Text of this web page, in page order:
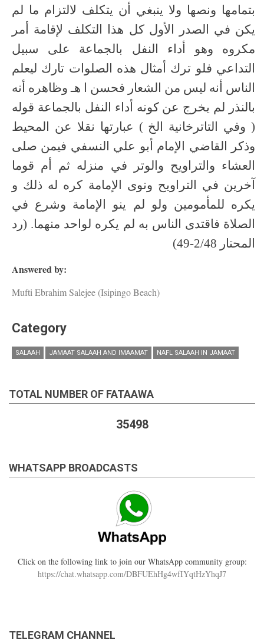
بتمامها ونصها ولا ينبغي أن يتكلف لالتزام ما لم
يكن في الصدر الأول كل هذا التكلف لإقامة أمر
مكروه وهو أداء النفل بالجماعة على سبيل
التداعي فلو ترك أمثال هذه الصلوات تارك ليعلم
الناس أنه ليس من الشعار فحسن ا هـ وظاهره أنه
بالنذر لم يخرج عن كونه أداء النفل بالجماعة قوله
( وفي التاترخانية الخ ) عبارتها نقلا عن المحيط
وذكر القاضي الإمام أبو علي النسفي فيمن صلى
العشاء والتراويح والوتر في منزله ثم أم قوما
آخرين في التراويح ونوى الإمامة كره له ذلك و
يكره للمأمومين ولو لم ينو الإمامة وشرع في
الصلاة فاقتدى الناس به لم يكره لواحد منهما. (رد
المحتار 2/48-49)
Answered by:
Mufti Ebrahim Salejee (Isipingo Beach)
Category
SALAAH JAMAAT SALAAH AND IMAAMAT NAFL SALAAH IN JAMAAT
TOTAL NUMBER OF FATAAWA
35498
WHATSAPP BROADCASTS
Click on the following link to join our WhatsApp community group:
https://chat.whatsapp.com/DBFUEhHg4wfIYqtHzYhqJ7
TELEGRAM CHANNEL